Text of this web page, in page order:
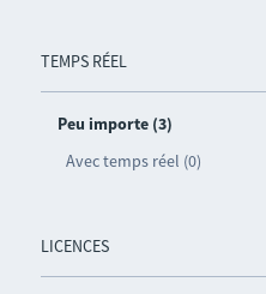
TEMPS RÉEL
Peu importe (3)
Avec temps réel (0)
LICENCES